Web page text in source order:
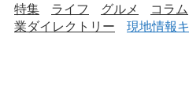
特集 ライフ グルメ コラム
業ダイレクトリー
現地情報